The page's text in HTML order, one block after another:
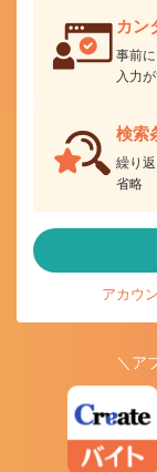
カン
事前
入力
検索
繰り
省略
アカウ
＼ア